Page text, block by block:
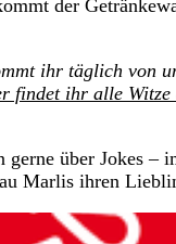
der
ihr täglich von
findet ihr alle Witze
gerne über Jokes –
Marlis ihren